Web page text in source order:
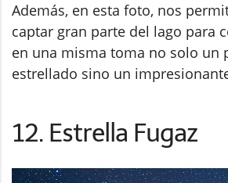
Además, en esta foto, nos
captar gran parte del lago para
en una misma toma no solo un
estrellado sino un
12. Estrella Fugaz